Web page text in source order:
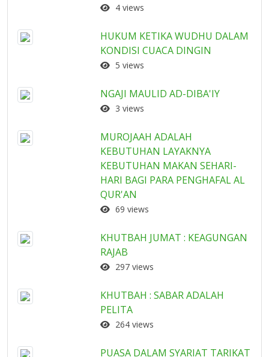
4 views
HUKUM KETIKA WUDHU DALAM
KONDISI CUACA DINGIN
5 views
NGAJI MAULID AD-DIBA'IY
3 views
MUROJAAH ADALAH
KEBUTUHAN LAYAKNYA
KEBUTUHAN MAKAN SEHARI-
HARI BAGI PARA PENGHAFAL AL
QUR'AN
69 views
KHUTBAH JUMAT : KEAGUNGAN
RAJAB
297 views
KHUTBAH : SABAR ADALAH
PELITA
264 views
PUASA DALAM SYARIAT TARIKAT